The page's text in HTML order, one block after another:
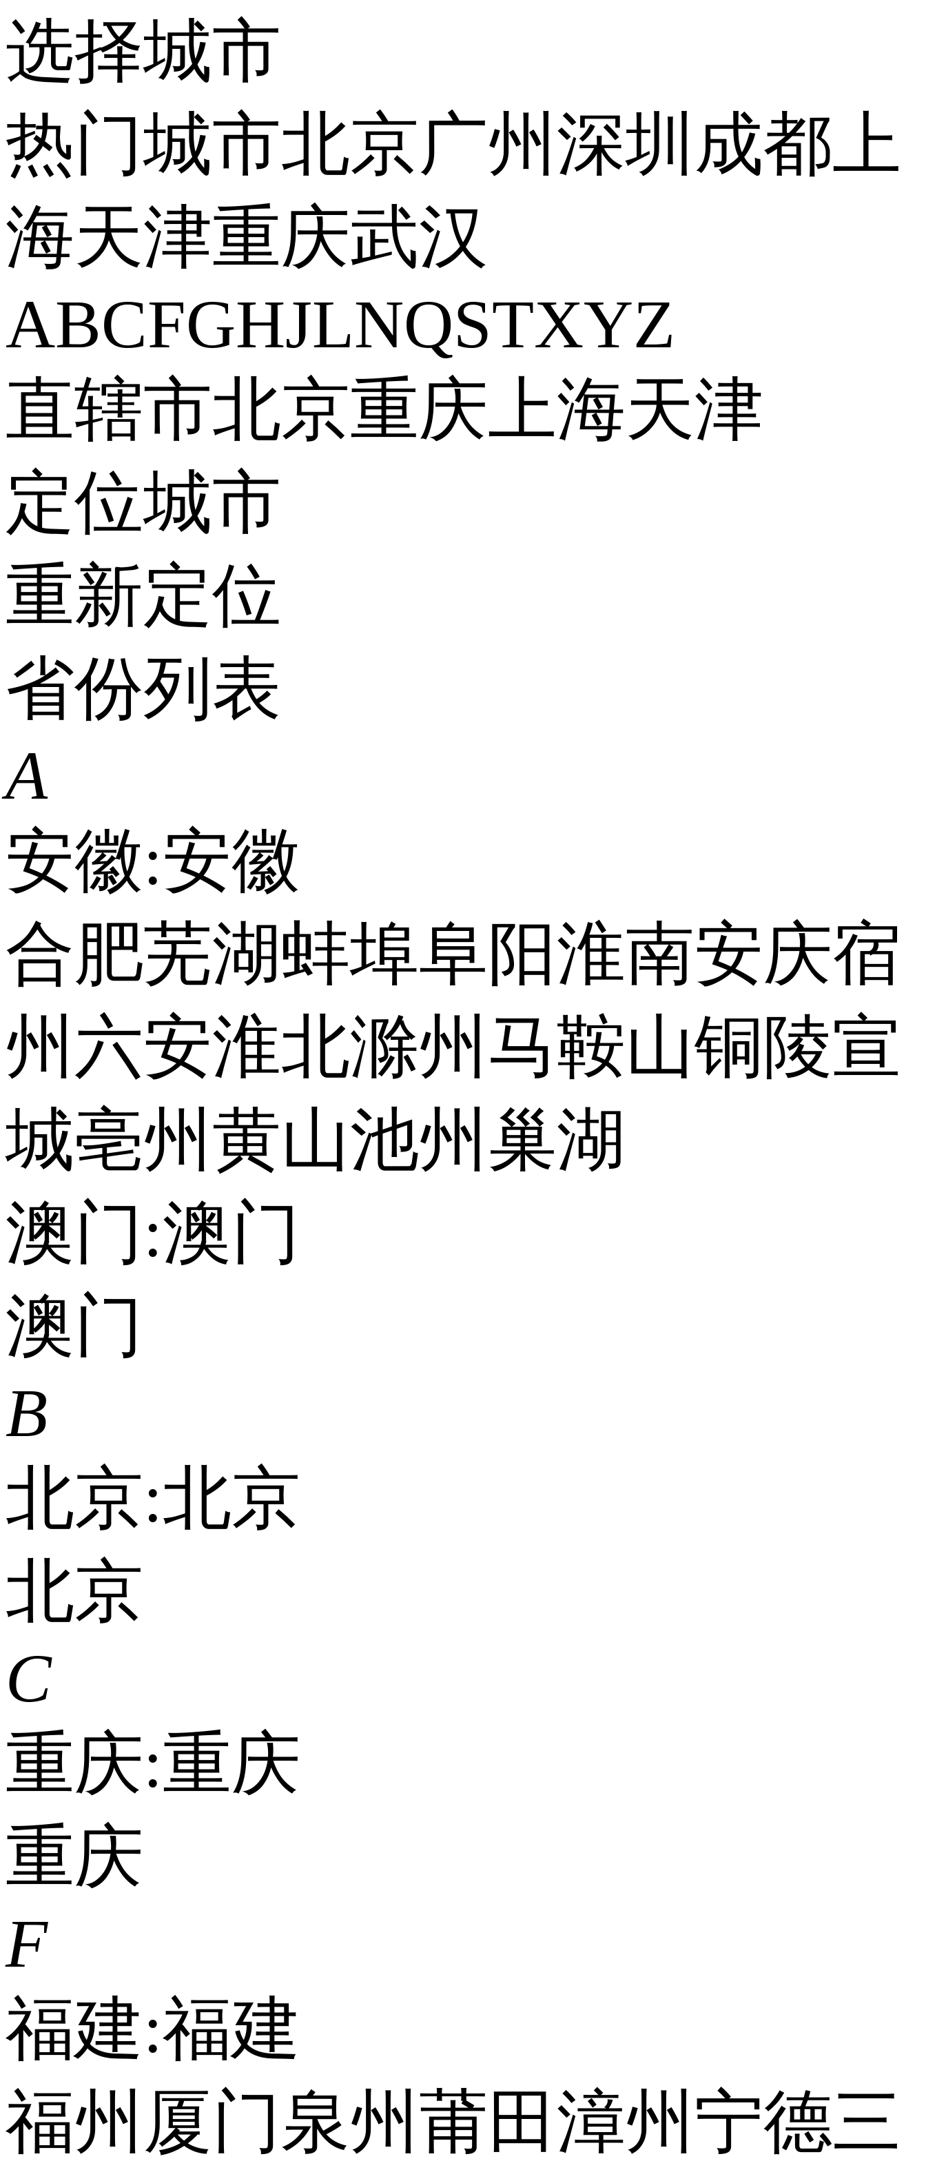
选择城市
热门城市北京广州 深圳 成都上
海天津重庆武汉
ABCFGHJLNQSTXYZ
直辖市北京重庆上海天津
定位城市
重新定位
省份列表
A
安徽:安徽
合肥芜湖蚌埠阜阳淮南安庆宿
州 六安淮北滁州 马鞍山铜陵宣
城亳州 黄山池州 巢湖
澳门:澳门
澳门
B
北京:北京
北京
C
重庆:重庆
重庆
F
福建:福建
福州 厦门泉州 莆田 漳州 宁德三